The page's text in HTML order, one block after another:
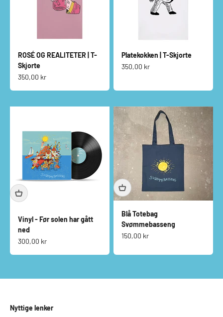
ROSÉ OG REALITETER | T-
Skjorte
Salgspris
350,00 kr
Platekokken | T-Skjorte
Salgspris
350,00 kr
Vinyl - Før solen har gått
ned
Salgspris
300,00 kr
Blå Totebag
Svømmebasseng
Salgspris
150,00 kr
Nyttige lenker